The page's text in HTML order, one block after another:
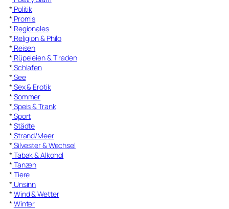
* Politik
* Promis
* Regionales
* Religion & Philo
* Reisen
* Rüpeleien & Tiraden
* Schlafen
* See
* Sex & Erotik
* Sommer
* Speis & Trank
* Sport
* Städte
* Strand/Meer
* Silvester & Wechsel
* Tabak & Alkohol
* Tanzen
* Tiere
* Unsinn
* Wind & Wetter
* Winter